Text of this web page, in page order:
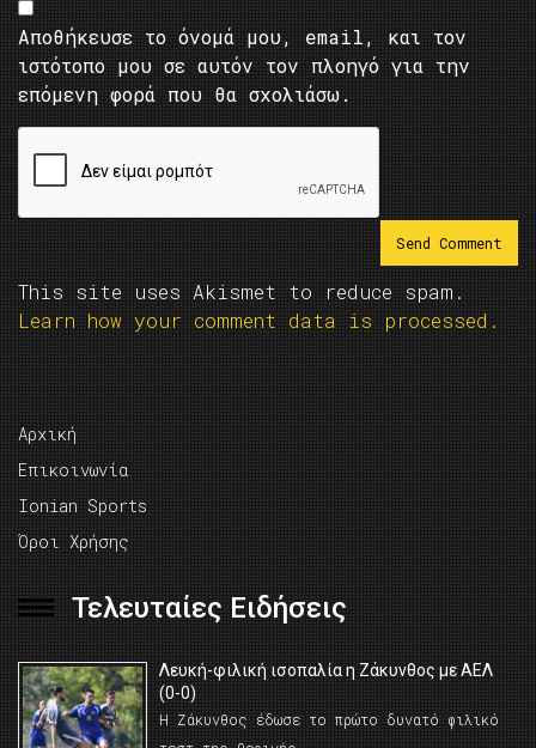
Αποθήκευσε το όνομά μου, email, και τον
ιστότοπο μου σε αυτόν τον πλοηγό για την
επόμενη φορά που θα σχολιάσω.
This site uses Akismet to reduce spam.
Learn how your comment data is processed.
Αρχική
Επικοινωνία
Ionian Sports
Όροι Χρήσης
Τελευταίες Ειδήσεις
Λευκή-φιλική ισοπαλία η Ζάκυνθος με ΑΕΛ
(0-0)
Η Ζάκυνθος έδωσε το πρώτο δυνατό φιλικό